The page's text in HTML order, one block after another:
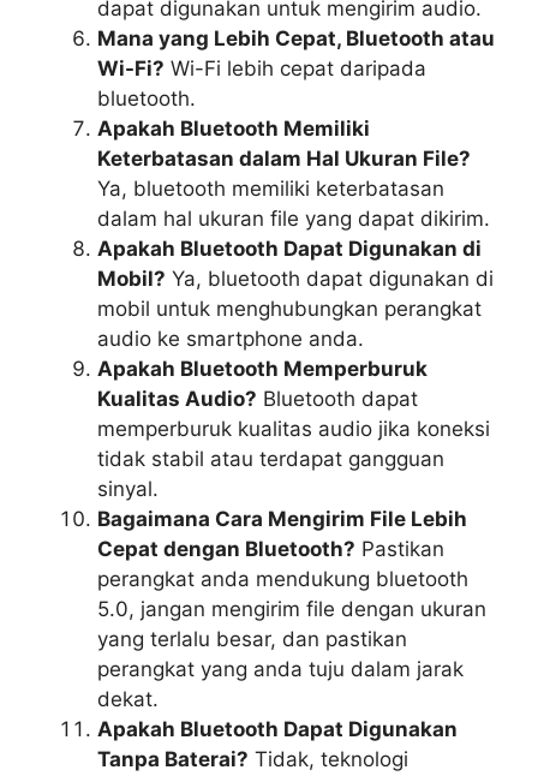
dapat digunakan untuk mengirim audio.
Mana yang Lebih Cepat, Bluetooth atau
Wi-Fi? Wi-Fi lebih cepat daripada
bluetooth.
Apakah Bluetooth Memiliki
Keterbatasan dalam Hal Ukuran File?
Ya, bluetooth memiliki keterbatasan
dalam hal ukuran file yang dapat dikirim.
Apakah Bluetooth Dapat Digunakan di
Mobil? Ya, bluetooth dapat digunakan di
mobil untuk menghubungkan perangkat
audio ke smartphone anda.
Apakah Bluetooth Memperburuk
Kualitas Audio? Bluetooth dapat
memperburuk kualitas audio jika koneksi
tidak stabil atau terdapat gangguan
sinyal.
Bagaimana Cara Mengirim File Lebih
Cepat dengan Bluetooth? Pastikan
perangkat anda mendukung bluetooth
5.0, jangan mengirim file dengan ukuran
yang terlalu besar, dan pastikan
perangkat yang anda tuju dalam jarak
dekat.
Apakah Bluetooth Dapat Digunakan
Tanpa Baterai? Tidak, teknologi